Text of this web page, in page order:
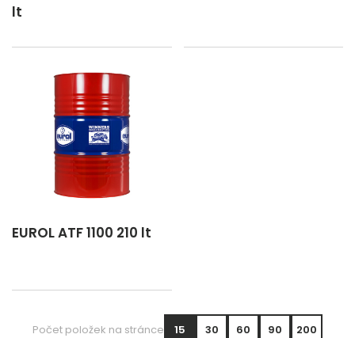
lt
EUROL ATF 1100 210 lt
Počet položek na stránce 15 30 60 90 200